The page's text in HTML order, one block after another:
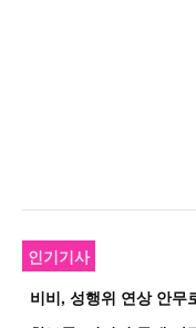
인기기사